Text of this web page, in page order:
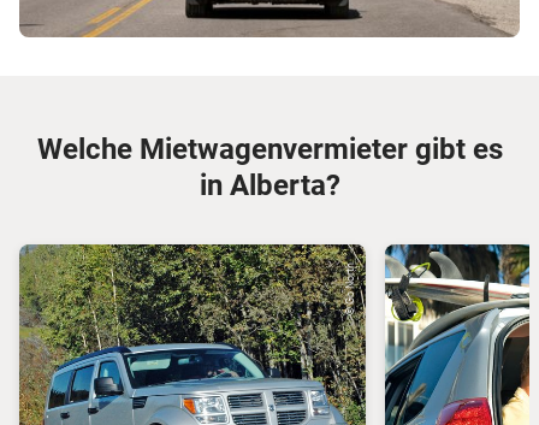
Welche Mietwagenvermieter gibt es
in Alberta?
© Go North